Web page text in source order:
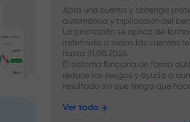
Abra una cuenta y obtenga
automática y triplicación del
La promoción se aplica de forma
indefinida a todas las cuentas
hasta 31.08.2026.
El sistema funciona de forma
reduce los riesgos y ayuda a
resultado sin que tenga que
Ver todo